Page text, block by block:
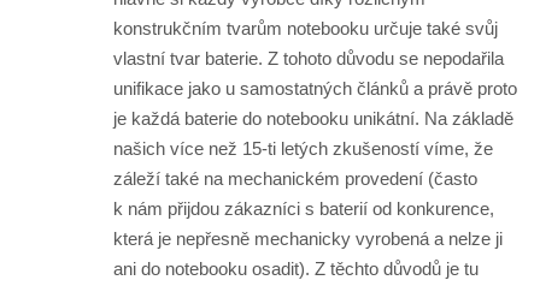
konstrukčním tvarům notebooku určuje také svůj
vlastní tvar baterie. Z tohoto důvodu se nepodařila
unifikace jako u samostatných článků a právě proto
je každá baterie do notebooku unikátní. Na základě
našich více než 15-ti letých zkušeností víme, že
záleží také na mechanickém provedení (často
k nám přijdou zákazníci s baterií od konkurence,
která je nepřesně mechanicky vyrobená a nelze ji
ani do notebooku osadit). Z těchto důvodů je tu